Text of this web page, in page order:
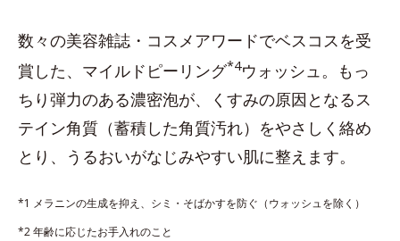
数々の美容雑誌・コスメアワードでベスコスを受
賞した、マイルドピーリング*4ウォッシュ。もっ
ちり弾力のある濃密泡が、くすみの原因となるス
テイン角質（蓄積した角質汚れ）をやさしく絡め
とり、うるおいがなじみやすい肌に整えます。
*1 メラニンの生成を抑え、シミ・そばかすを防ぐ（ウォッシュを除く）
*2 年齢に応じたお手入れのこと